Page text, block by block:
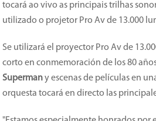
tocará ao vivo as principais trilhas
utilizado o projetor Pro Av de 13.000
Se utilizará el proyector Pro Av de
corto en conmemoración de los 80
Supermany escenas de películas en
orquesta tocará en directo las